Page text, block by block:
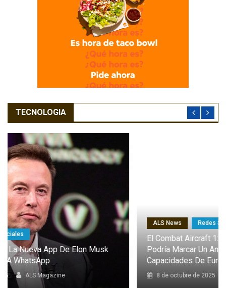
TECNOLOGIA
ALS News Redes Sociales
El Combat Aircraft 1: El Dron Furtivo Con IA Que
Podría Marcar Un Antes Y Un Después En Las
Capacidades De Europa
8 de octubre de 2025